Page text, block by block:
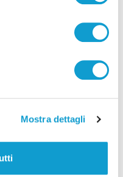
Mostra dettagli
5 alpinisti morti,